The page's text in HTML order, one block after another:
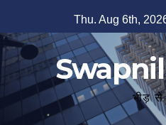
to
content
Thu. Aug 6th,
भीड़ से